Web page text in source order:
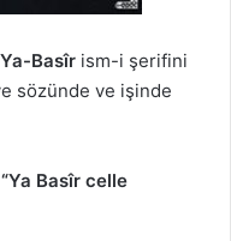
Ya-Basîr ism-i şerifini
sözünde ve işinde
“Ya Basîr celle